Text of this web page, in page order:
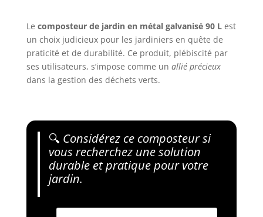
Le composteur de jardin en métal galvanisé 90 Lest
un choix judicieux pour les jardiniers en quête de
praticité et de durabilité. Ce produit, plébiscité par
ses utilisateurs, s’impose comme un allié précieux
dans la gestion des déchets verts.
🔍 Considérez ce composteur si
vous recherchez une solution
durable et pratique pour votre
jardin.